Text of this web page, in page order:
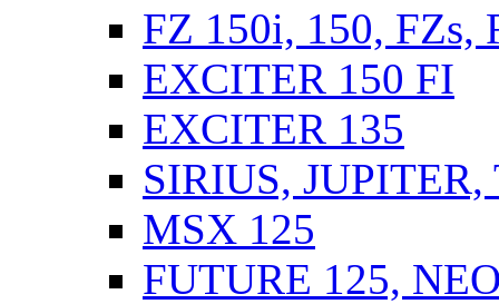
FZ 150i, 150, FZs,
EXCITER 150 FI
EXCITER 135
SIRIUS, JUPITER,
MSX 125
FUTURE 125,